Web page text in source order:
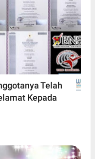
Telah
Kepada